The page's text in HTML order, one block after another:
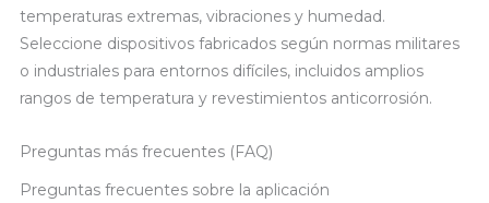
temperaturas extremas, vibraciones y humedad.
Seleccione dispositivos fabricados según normas militares
o industriales para entornos difíciles, incluidos amplios
rangos de temperatura y revestimientos anticorrosión.
Preguntas más frecuentes (FAQ)
Preguntas frecuentes sobre la aplicación